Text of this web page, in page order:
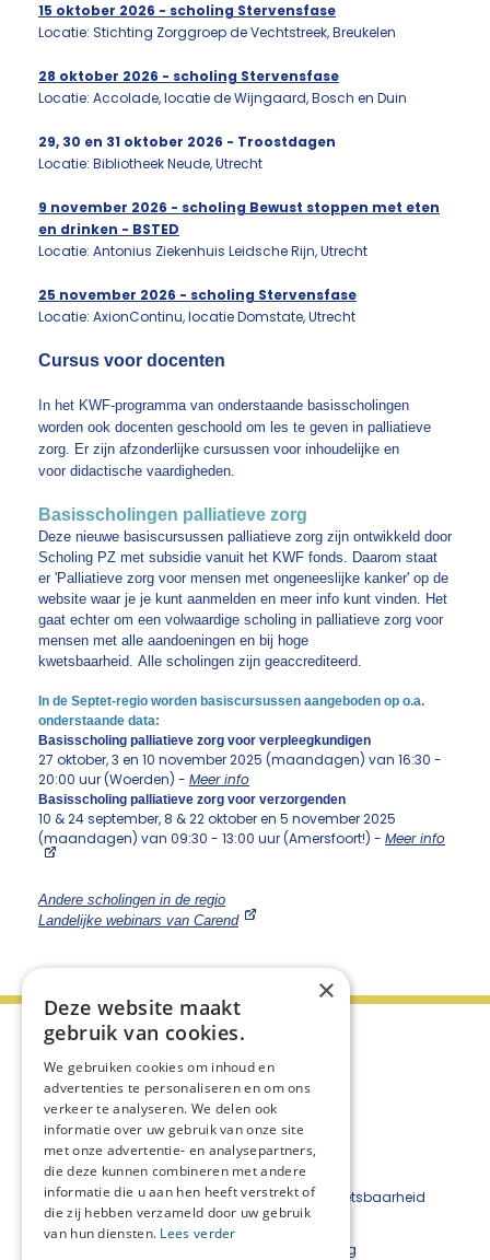
15 oktober 2026 - scholing Stervensfase
Locatie: Stichting Zorggroep de Vechtstreek, Breukelen
28 oktober 2026 - scholing Stervensfase
Locatie: Accolade, locatie de Wijngaard, Bosch en Duin
29, 30 en 31 oktober 2026 - Troostdagen
Locatie: Bibliotheek Neude, Utrecht
9 november 2026 - scholing Bewust stoppen met eten
en drinken - BSTED
Locatie: Antonius Ziekenhuis Leidsche Rijn, Utrecht
25 november 2026 - scholing Stervensfase
Locatie: AxionContinu, locatie Domstate, Utrecht
Cursus voor docenten
In het KWF-programma van onderstaande basisscholingen
worden ook docenten geschoold om les te geven in palliatieve
zorg. Er zijn afzonderlijke cursussen voor inhoudelijke en
voor didactische vaardigheden.
Basisscholingen palliatieve zorg
Deze nieuwe basiscursussen palliatieve zorg zijn ontwikkeld door
Scholing PZ met subsidie vanuit het KWF fonds. Daarom staat
er 'Palliatieve zorg voor mensen met ongeneeslijke kanker' op de
website waar je je kunt aanmelden en meer info kunt vinden. Het
gaat echter om een volwaardige scholing in palliatieve zorg voor
mensen met alle aandoeningen en bij hoge
kwetsbaarheid. Alle scholingen zijn geaccrediteerd.
In de Septet-regio worden basiscursussen aangeboden op o.a.
onderstaande data:
Basisscholing palliatieve zorg voor verpleegkundigen
27 oktober, 3 en 10 november 2025 (maandagen) van 16:30 -
20:00 uur (Woerden) - Meer info
Basisscholing palliatieve zorg voor verzorgenden
10 & 24 september, 8 & 22 oktober en 5 november 2025
(maandagen) van 09:30 - 13:00 uur (Amersfoort!) - Meer info
Andere scholingen in de regio
Landelijke webinars van Carend
Beveiligingskwetsbaarheid
melden
Cookieverklaring
×
Deze website maakt
gebruik van cookies.
We gebruiken cookies om inhoud en
advertenties te personaliseren en om ons
verkeer te analyseren. We delen ook
informatie over uw gebruik van onze site
met onze advertentie- en analysepartners,
die deze kunnen combineren met andere
informatie die u aan hen heeft verstrekt of
die zij hebben verzameld door uw gebruik
van hun diensten. Lees verder